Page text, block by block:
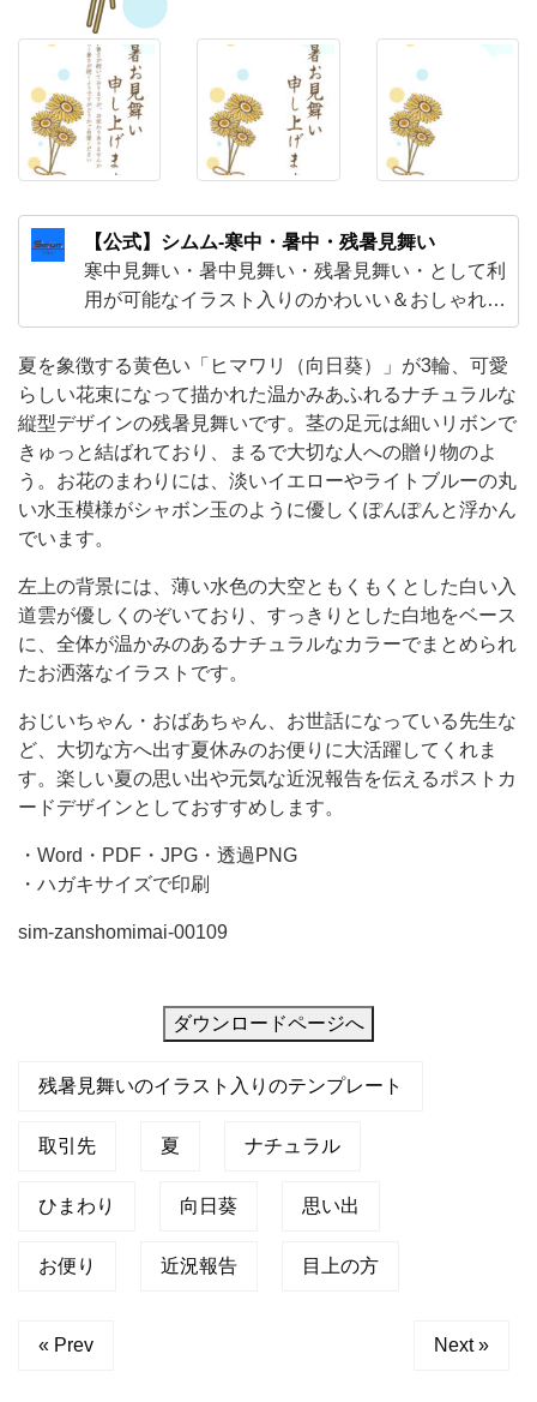
い
花
束
に
っ
て
れ
た
温
か
み
あ
ふ
れ
る
チ
ュ
ラ
ル
な
縦
ン
の
暑
舞
で
【公式】シムム-寒中・暑中・残暑見舞い
寒中見舞い・暑中見舞い・残暑見舞い・として利
用が可能なイラスト入りのかわいい＆おしゃれな
テンプレート素材となります。取引先などに出す
ビジネス向けのデザインや知人・友人・先輩・上
司などに出す素材として利用する事が可能です。
多くのデザインがございますので、お好きなデザ
インをダウンロードし利用する事が出
夏を象徴する黄色い「ヒマワリ（向日葵）」が3輪、可愛
らしい花束になって描かれた温かみあふれるナチュラルな
縦型デザインの残暑見舞いです。茎の足元は細いリボンで
きゅっと結ばれており、まるで大切な人への贈り物のよ
う。お花のまわりには、淡いイエローやライトブルーの丸
い水玉模様がシャボン玉のように優しくぽんぽんと浮かん
でいます。
左上の背景には、薄い水色の大空ともくもくとした白い入
道雲が優しくのぞいており、すっきりとした白地をベース
に、全体が温かみのあるナチュラルなカラーでまとめられ
たお洒落なイラストです。
おじいちゃん・おばあちゃん、お世話になっている先生な
ど、大切な方へ出す夏休みのお便りに大活躍してくれま
す。楽しい夏の思い出や元気な近況報告を伝えるポストカ
ードデザインとしておすすめします。
・Word・PDF・JPG・透過PNG
・ハガキサイズで印刷
sim-zanshomimai-00109
ダウンロードページへ
残暑見舞いのイラスト入りのテンプレート
取引先 夏 ナチュラル
ひまわり 向日葵 思い出
お便り 近況報告 目上の方
« Prev Next »